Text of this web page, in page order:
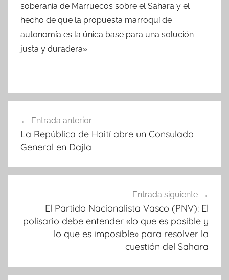
soberanía de Marruecos sobre el Sáhara y el
hecho de que la propuesta marroquí de
autonomía es la única base para una solución
justa y duradera».
de
entradas
Entrada anterior
La República de Haití abre un Consulado
General en Dajla
Entrada siguiente
El Partido Nacionalista Vasco (PNV): El
polisario debe entender «lo que es posible y
lo que es imposible» para resolver la
cuestión del Sahara